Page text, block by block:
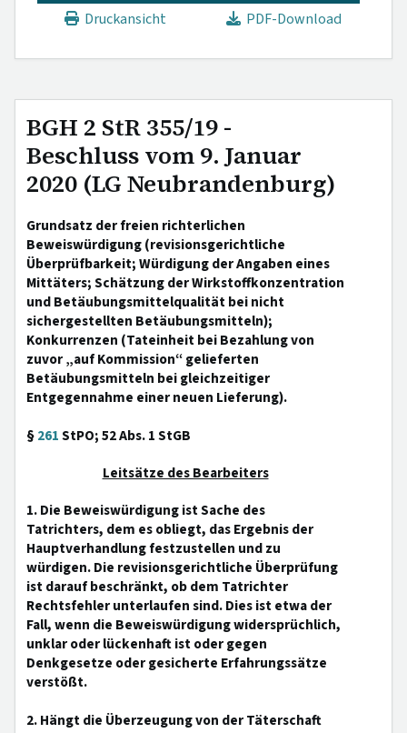
Druckansicht
PDF-Download
BGH 2 StR 355/19 -
Beschluss vom 9. Januar
2020 (LG Neubrandenburg)
Grundsatz der freien richterlichen
Beweiswürdigung (revisionsgerichtliche
Überprüfbarkeit; Würdigung der Angaben eines
Mittäters; Schätzung der Wirkstoffkonzentration
und Betäubungsmittelqualität bei nicht
sichergestellten Betäubungsmitteln);
Konkurrenzen (Tateinheit bei Bezahlung von
zuvor „auf Kommission“ gelieferten
Betäubungsmitteln bei gleichzeitiger
Entgegennahme einer neuen Lieferung).
§261StPO; 52 Abs. 1 StGB
Leitsätze des Bearbeiters
1. Die Beweiswürdigung ist Sache des
Tatrichters, dem es obliegt, das Ergebnis der
Hauptverhandlung festzustellen und zu
würdigen. Die revisionsgerichtliche Überprüfung
ist darauf beschränkt, ob dem Tatrichter
Rechtsfehler unterlaufen sind. Dies ist etwa der
Fall, wenn die Beweiswürdigung widersprüchlich,
unklar oder lückenhaft ist oder gegen
Denkgesetze oder gesicherte Erfahrungssätze
verstößt.
2. Hängt die Überzeugung von der Täterschaft